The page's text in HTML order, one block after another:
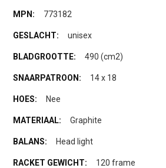
773182
unisex
490 (cm2)
14 x 18
Nee
Graphite
Head light
120 frame